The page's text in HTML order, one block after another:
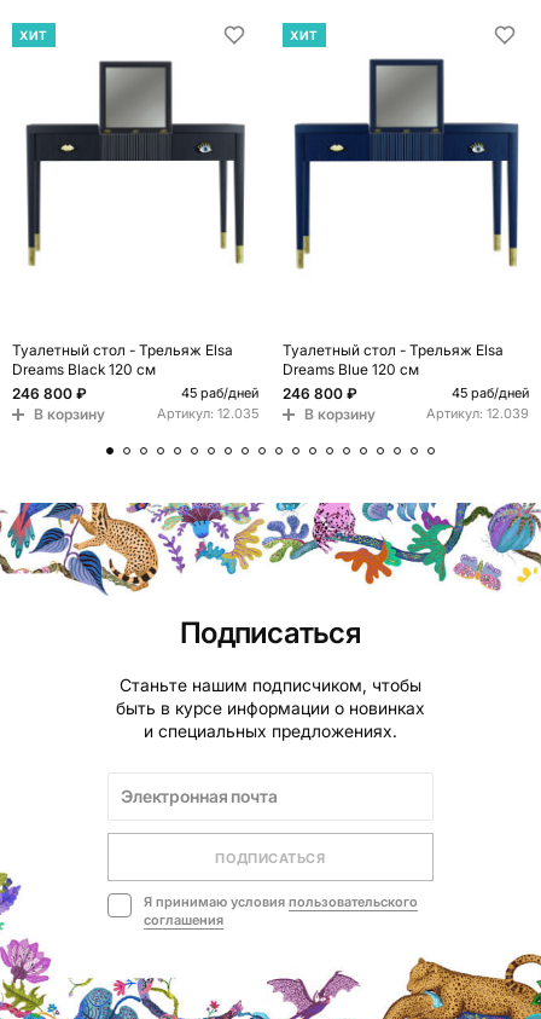
ХИТ
Туалетный стол - Трельяж Elsa
Dreams Black 120 см
246 800 ₽
45 раб/дней
В корзину Артикул: 12.035
ХИТ
Туалетный стол - Трельяж Elsa
Dreams Blue 120 см
246 800 ₽
45 раб/дней
В корзину Артикул: 12.039
Подписаться
Станьте нашим подписчиком, чтобы
быть в курсе информации о новинках
и специальных предложениях.
ПОДПИСАТЬСЯ
Я принимаю условия пользовательского
соглашения